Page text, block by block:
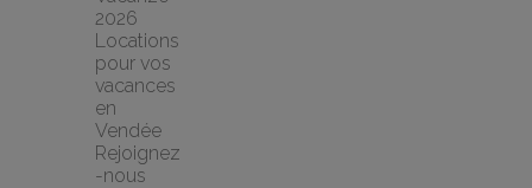
2026
Locations
pour vos
vacances
en
Vendée
Rejoignez
-nous